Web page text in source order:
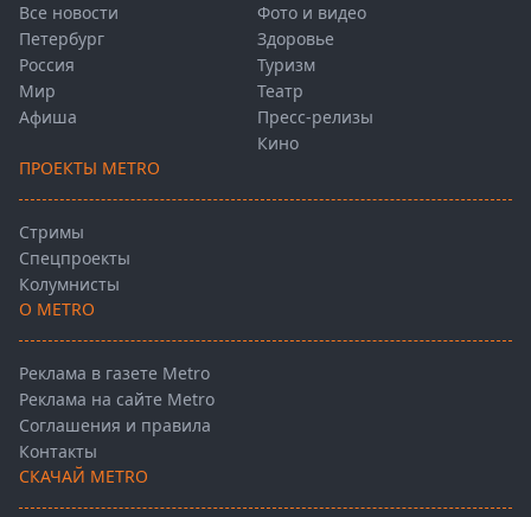
Все новости
Петербург
Россия
Мир
Афиша
Фото и видео
Здоровье
Туризм
Театр
Пресс-релизы
Кино
ПРОЕКТЫ METRO
Стримы
Спецпроекты
Колумнисты
О METRO
Реклама в газете Metro
Реклама на сайте Metro
Соглашения и правила
Контакты
СКАЧАЙ METRO